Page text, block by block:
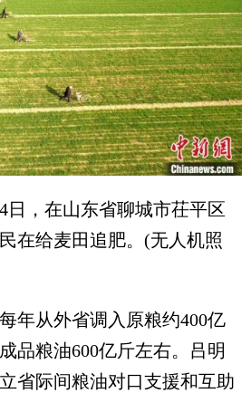
，在山东省聊城市茌平区
在给麦田追肥。(无人机照
从外省调入原粮约400亿
品粮油600亿斤左右。吕明
省际间粮油对口支援和互助